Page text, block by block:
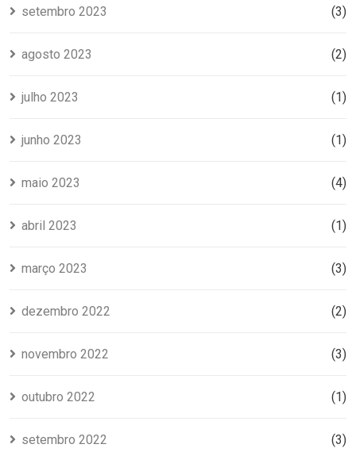
setembro 2023 (3)
agosto 2023 (2)
julho 2023 (1)
junho 2023 (1)
maio 2023 (4)
abril 2023 (1)
março 2023 (3)
dezembro 2022 (2)
novembro 2022 (3)
outubro 2022 (1)
setembro 2022 (3)